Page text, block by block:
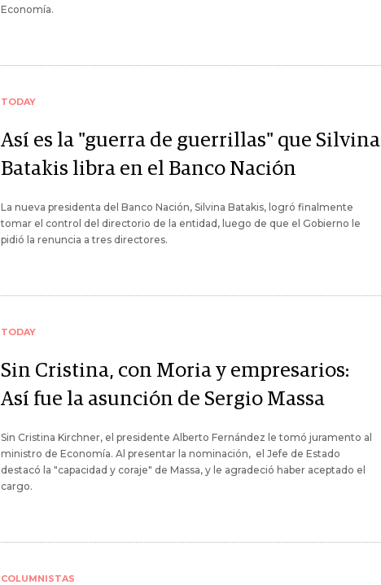
Economía.
TODAY
Así es la "guerra de guerrillas" que Silvina
Batakis libra en el Banco Nación
La nueva presidenta del Banco Nación, Silvina Batakis, logró finalmente
tomar el control del directorio de la entidad, luego de que el Gobierno le
pidió la renuncia a tres directores.
TODAY
Sin Cristina, con Moria y empresarios:
Así fue la asunción de Sergio Massa
Sin Cristina Kirchner, el presidente Alberto Fernández le tomó juramento al
ministro de Economía. Al presentar la nominación, el Jefe de Estado
destacó la "capacidad y coraje" de Massa, y le agradeció haber aceptado el
cargo.
COLUMNISTAS